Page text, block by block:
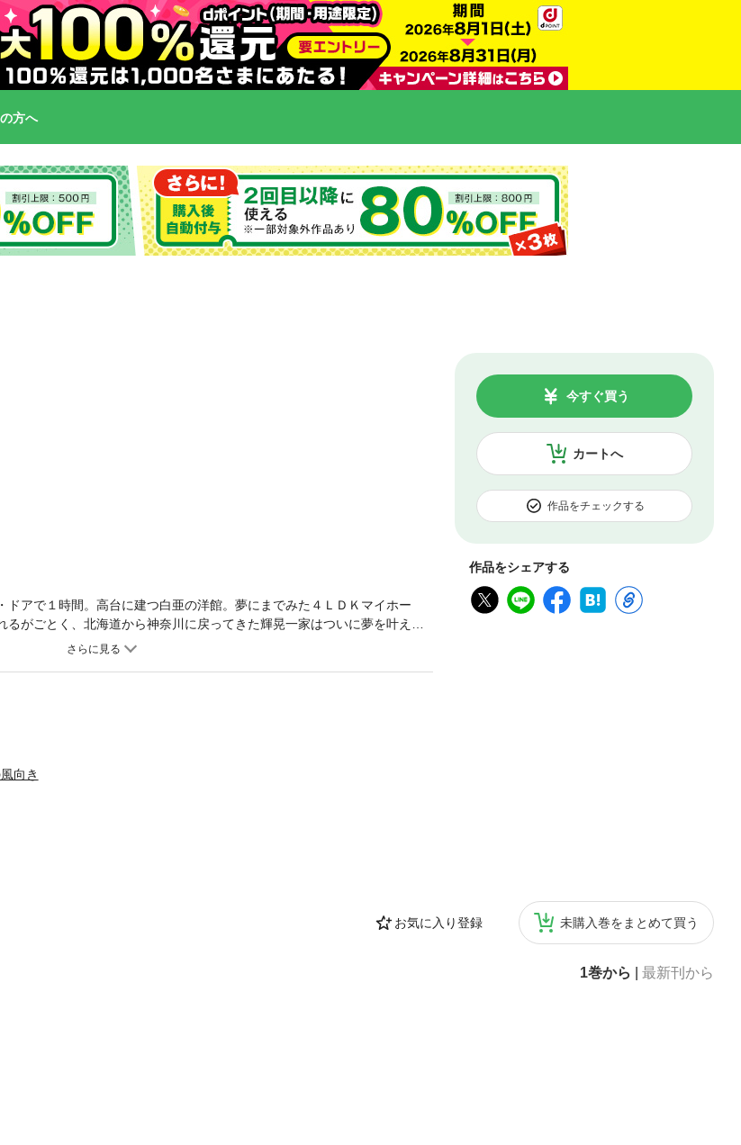
方へ
カートへ
今すぐ買う
作品をチェックする
作品をシェアする
お気に入り登録 未購入巻をまとめて買う
1巻から 最新刊から
アで１時間。高台に建つ白亜の洋館。夢にまでみた４ＬＤＫマイホー
がごとく、北海道から神奈川に戻ってきた輝晃一家はついに夢を叶えた
…安かったのはこのせいか…。輝晃はいつもツメが甘い男だと妻・裕子は
向き